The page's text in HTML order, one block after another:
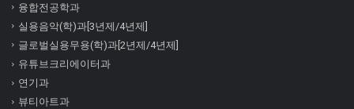
융합전공학과
실용음악(학)과[3년제/4년제]
글로벌실용무용(학)과[2년제/4년제]
유튜브크리에이터과
연기과
뷰티아트과